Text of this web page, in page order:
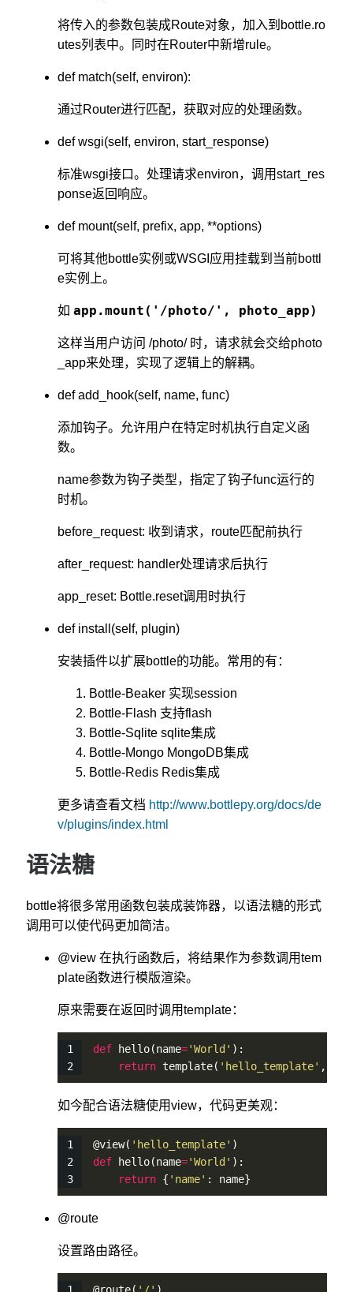
将传入的参数包装成Route对象，加入到bottle.ro
utes列表中。同时在Router中新增rule。
def match(self, environ):
通过Router进行匹配，获取对应的处理函数。
def wsgi(self, environ, start_response)
标准wsgi接口。处理请求environ，调用start_res
ponse返回响应。
def mount(self, prefix, app, **options)
可将其他bottle实例或WSGI应用挂载到当前bottl
e实例上。
如app.mount('/photo/', photo_app)
这样当用户访问 /photo/ 时，请求就会交给photo
_app来处理，实现了逻辑上的解耦。
def add_hook(self, name, func)
添加钩子。允许用户在特定时机执行自定义函
数。
name参数为钩子类型，指定了钩子func运行的
时机。
before_request: 收到请求，route匹配前执行
after_request: handler处理请求后执行
app_reset: Bottle.reset调用时执行
def install(self, plugin)
安装插件以扩展bottle的功能。常用的有：
Bottle-Beaker 实现session
Bottle-Flash 支持flash
Bottle-Sqlite sqlite集成
Bottle-Mongo MongoDB集成
Bottle-Redis Redis集成
更多请查看文档 http://www.bottlepy.org/docs/de
v/plugins/index.html
语法糖
bottle将很多常用函数包装成装饰器，以语法糖的形式
调用可以使代码更加简洁。
@view 在执行函数后，将结果作为参数调用tem
plate函数进行模版渲染。
原来需要在返回时调用template：
def hello(name='World' ):
return template( 'hello_template' ,
如今配合语法糖使用view，代码更美观：
@view( 'hello_template' )
def
hello(name='World' ):
return { 'name' : name}
@route
设置路由路径。
@route( '/' )